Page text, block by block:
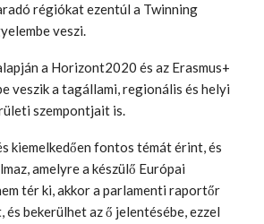
régiókat ezentúl a Twinning
veszi.
a Horizont2020 és az Erasmus+
veszik a tagállami, regionális és helyi
szempontjait is.
kiemelkedően fontos témát érint, és
amelyre a készülő Európai
tér ki, akkor a parlamenti raportőr
és bekerülhet az ő jelentésébe, ezzel